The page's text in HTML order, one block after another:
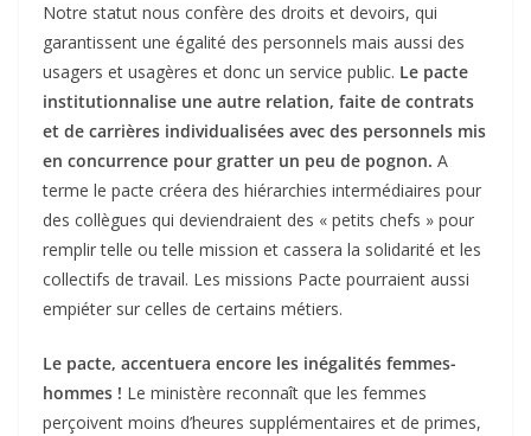
Notre statut nous confère des droits et devoirs, qui
garantissent une égalité des personnels mais aussi des
usagers et usagères et donc un service public. Le pacte
institutionnalise une autre relation, faite de contrats
et de carrières individualisées avec des personnels mis
en concurrence pour gratter un peu de pognon. A
terme le pacte créera des hiérarchies intermédiaires pour
des collègues qui deviendraient des « petits chefs » pour
remplir telle ou telle mission et cassera la solidarité et les
collectifs de travail. Les missions Pacte pourraient aussi
empiéter sur celles de certains métiers.
Le pacte, accentuera encore les inégalités femmes-
hommes ! Le ministère reconnaît que les femmes
perçoivent moins d’heures supplémentaires et de primes,